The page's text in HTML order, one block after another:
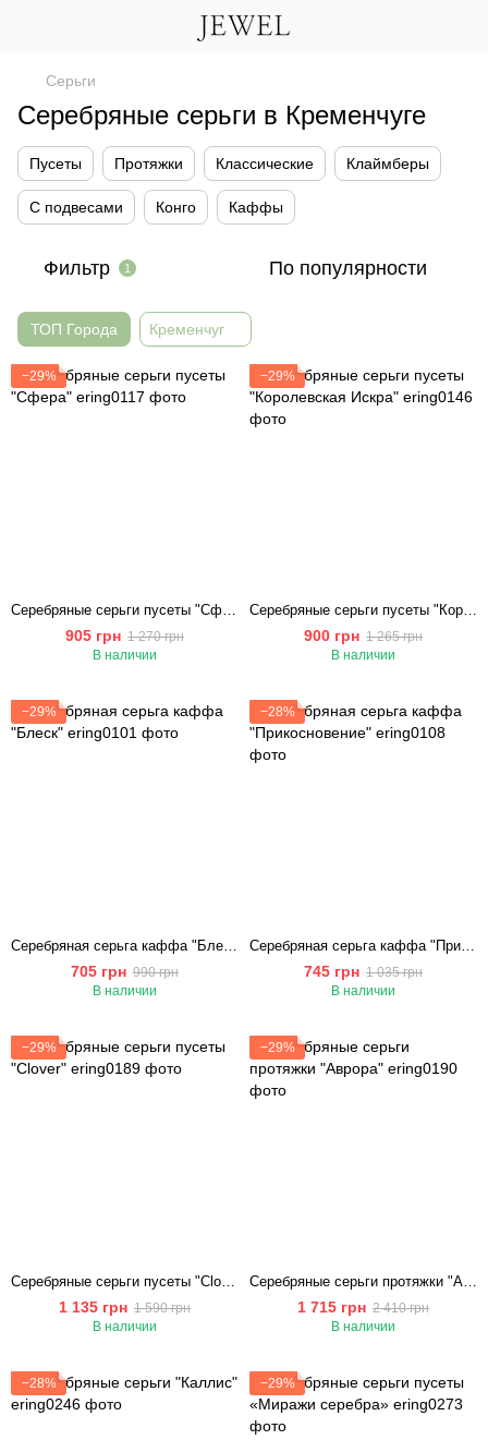
Серьги
Серебряные серьги в Кременчуге
Пусеты Протяжки Классические Клаймберы
С подвесами Конго Каффы
Фильтр 1 По популярности
ТОП Города Кременчуг
−29%
Серебряные серьги пусеты "Сфера"
905 грн 1 270 грн
В наличии
−29%
Серебряные серьги пусеты "Королевская Искра"
900 грн 1 265 грн
В наличии
−29%
Серебряная серьга каффа "Блеск"
705 грн 990 грн
В наличии
−28%
Серебряная серьга каффа "Прикосновение"
745 грн 1 035 грн
В наличии
−29%
Серебряные серьги пусеты "Сlover"
1 135 грн 1 590 грн
В наличии
−29%
Серебряные серьги протяжки "Аврора"
1 715 грн 2 410 грн
В наличии
−28% −29%